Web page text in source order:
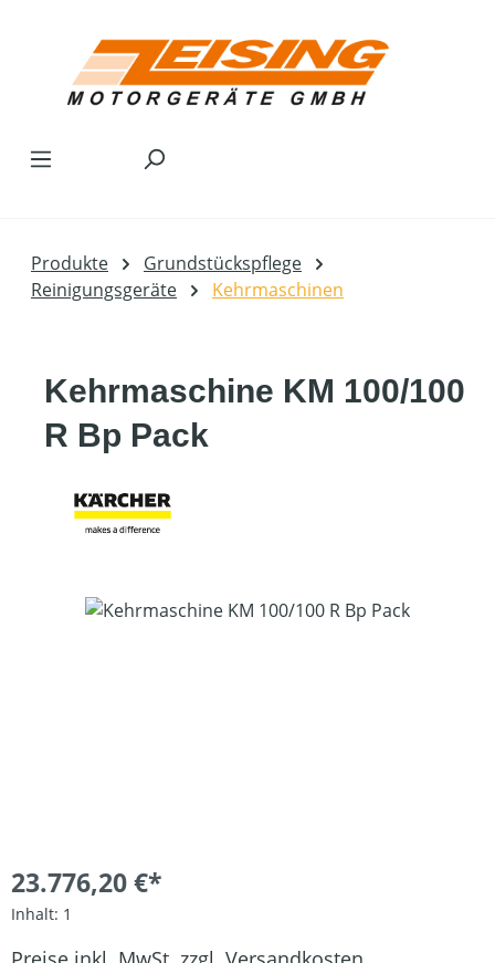
Produkte
Grundstückspflege
Reinigungsgeräte
Kehrmaschinen
Kehrmaschine KM 100/100
R Bp Pack
Bildergalerie überspringen
23.776,20 €*
Inhalt: 1